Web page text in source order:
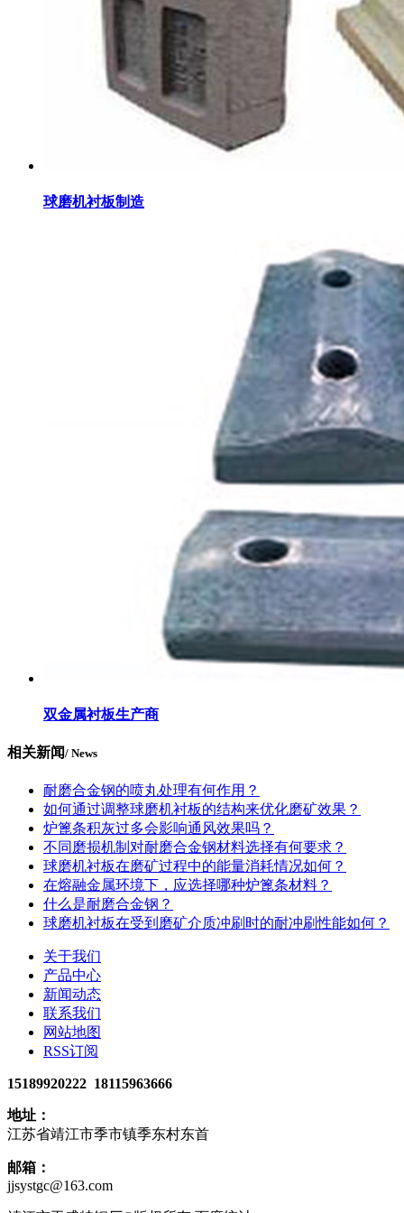
球磨机衬板制造
双金属衬板生产商
相关新闻/ News
耐磨合金钢的喷丸处理有何作用？
如何通过调整球磨机衬板的结构来优化磨矿效果？
炉篦条积灰过多会影响通风效果吗？
不同磨损机制对耐磨合金钢材料选择有何要求？
球磨机衬板在磨矿过程中的能量消耗情况如何？
在熔融金属环境下，应选择哪种炉篦条材料？
什么是耐磨合金钢？
球磨机衬板在受到磨矿介质冲刷时的耐冲刷性能如何？
关于我们
产品中心
新闻动态
联系我们
网站地图
RSS订阅
15189920222 18115963666
地址：
江苏省靖江市季市镇季东村东首
邮箱：
jjsystgc@163.com